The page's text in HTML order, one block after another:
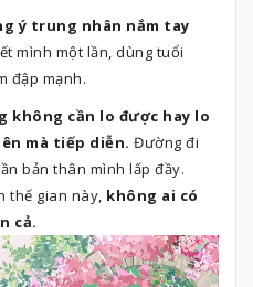
ý trung nhân nắm tay
mình một lần, dùng tuổi
đập mạnh.
không cần lo được hay lo
mà tiếp diễn. Đường đi
bản thân mình lấp đầy.
thế gian này, không ai có
cả.